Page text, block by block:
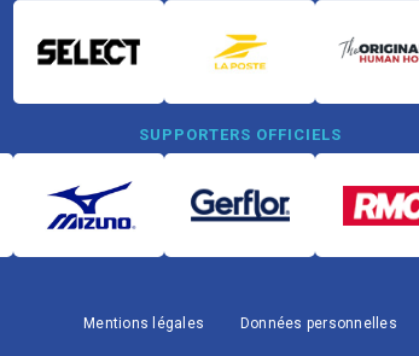
SUPPORTERS OFFICIELS
Mentions légales Données personnelles